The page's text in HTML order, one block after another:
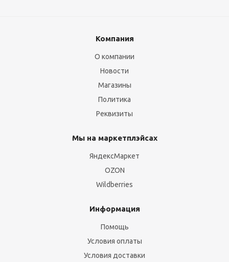
Компания
О компании
Новости
Магазины
Политика
Реквизиты
Мы на маркетплэйсах
ЯндексМаркет
OZON
Wildberries
Информация
Помощь
Условия оплаты
Условия доставки